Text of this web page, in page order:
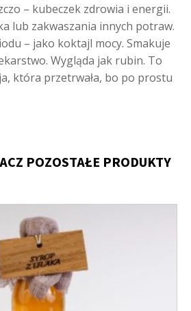
– kubeczek zdrowia i energii.
lub zakwaszania innych potraw.
– jako koktajl mocy. Smakuje
Wygląda jak rubin. To
która przetrwała, bo po prostu
POZOSTAŁE PRODUKTY